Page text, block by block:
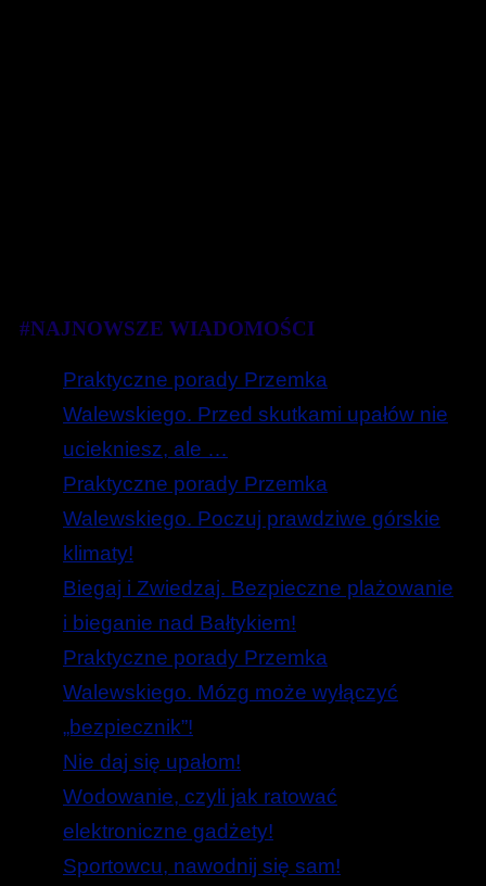
#NAJNOWSZE WIADOMOŚCI
Praktyczne porady Przemka
Walewskiego. Przed skutkami upałów nie
uciekniesz, ale …
Praktyczne porady Przemka
Walewskiego. Poczuj prawdziwe górskie
klimaty!
Biegaj i Zwiedzaj. Bezpieczne plażowanie
i bieganie nad Bałtykiem!
Praktyczne porady Przemka
Walewskiego. Mózg może wyłączyć
„bezpiecznik”!
Nie daj się upałom!
Wodowanie, czyli jak ratować
elektroniczne gadżety!
Sportowcu, nawodnij się sam!